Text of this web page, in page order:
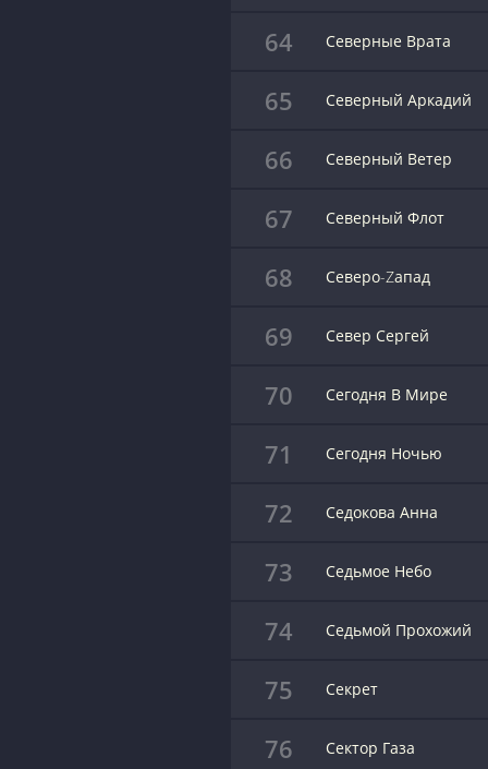
64 Северные Врата
65 Северный Аркадий
66 Северный Ветер
67 Северный Флот
68 Северо-Zапад
69 Север Сергей
70 Сегодня В Мире
71 Сегодня Ночью
72 Седокова Анна
73 Седьмое Небо
74 Седьмой Прохожий
75 Секрет
76 Сектор Газа